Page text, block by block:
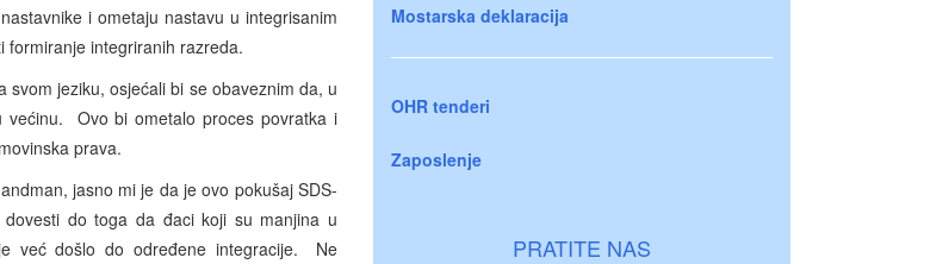
i ometaju nastavu u integrisanim
integriranih razreda.
jeziku, osjećali bi se obaveznim da, u
većinu. Ovo bi ometalo proces povratka i
prava.
jasno mi je da je ovo pokušaj SDS-
do toga da đaci koji su manjina u
već došlo do određene integracije. Ne
Mostarska deklaracija
OHR tenderi
Zaposlenje
PRATITE NAS